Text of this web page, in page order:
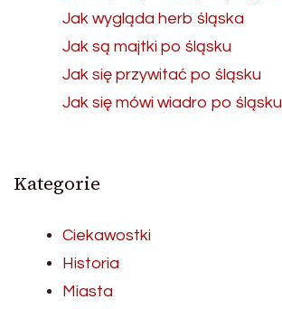
Jak wygląda herb śląska
Jak są majtki po śląsku
Jak się przywitać po śląsku
Jak się mówi wiadro po śląsku
Kategorie
Ciekawostki
Historia
Miasta